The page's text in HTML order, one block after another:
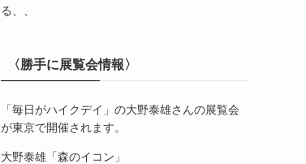
る、、
〈勝手に展覧会情報〉
「毎日がハイクデイ」の大野泰雄さんの展覧会
が東京で開催されます。
大野泰雄「森のイコン」